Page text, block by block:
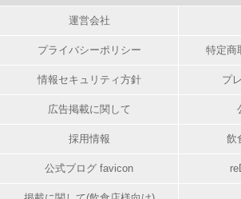
運営会社
プライバシーポリシー 特定商
情報セキュリティ方針 プ
広告掲載に関して
採用情報 飲
公式ブログ favicon